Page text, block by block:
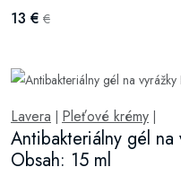
13 € €
Lavera | Pleťové krémy |
Antibakteriálny gél na
Obsah: 15 ml